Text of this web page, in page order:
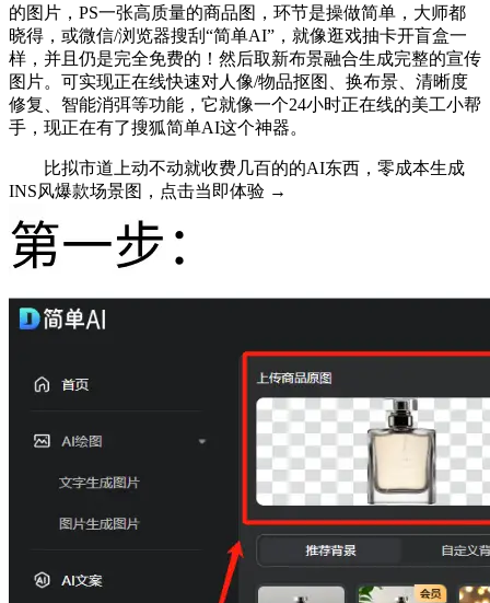
的图片，PS一张高质量的商品图，环节是操做简单，大师都
晓得，或微信/浏览器搜刮“简单AI”，就像逛戏抽卡开盲盒一
样，并且仍是完全免费的！然后取新布景融合生成完整的宣传
图片。可实现正在线快速对人像/物品抠图、换布景、清晰度
修复、智能消弭等功能，它就像一个24小时正在线的美工小帮
手，现正在有了搜狐简单AI这个神器。
比拟市道上动不动就收费几百的的AI东西，零成本生成
INS风爆款场景图，点击当即体验 →